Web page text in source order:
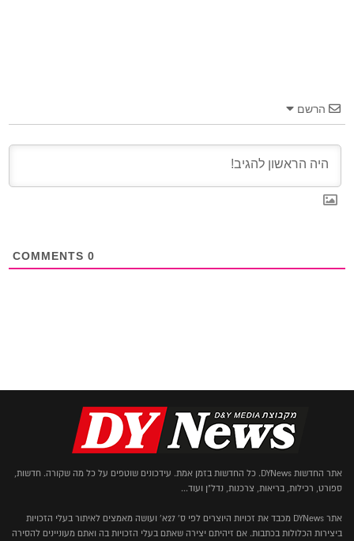
הרשם
0
אתר החדשות DYNews. כל החדשות בזמן אמת. עידכונים שוטפים על כל מה שקורה. חדשות,
ספורט, רכילות, בריאות, צרכנות, נדל"ן ועוד...
אתר DYNews מכבד את זכויות היוצרים לפי ס' 27א' ועושה מאמצים לאיתור בעלי הזכויות
ביצירות הכלולות בכתבות. אם זיהיתם יצירה שאתם בעלי הזכויות בה ואתם מעוניינים להסירה